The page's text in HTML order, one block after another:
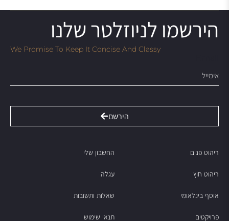
הירשמו לניוזלטר שלנו
We Promise To Keep It Concise And Classy
הירשם
ריהוט פנים
ריהוט חוץ
אוסף בינלאומי
פרויקטים
החשבון שלי
עגלה
שאלות ותשובות
תנאי שימוש